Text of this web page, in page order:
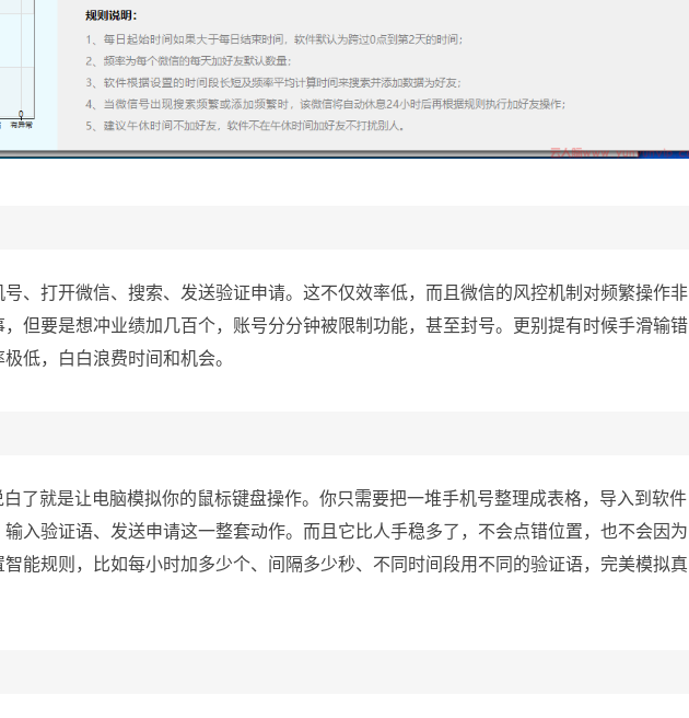
、打开微信、搜索、发送验证申请。这不仅效率低，而且微信的风控机制对频繁操作非
但要是想冲业绩加几百个，账号分分钟被限制功能，甚至封号。更别提有时候手滑输错
低，白白浪费时间和机会。
了就是让电脑模拟你的鼠标键盘操作。你只需要把一堆手机号整理成表格，导入到软件
入验证语、发送申请这一整套动作。而且它比人手稳多了，不会点错位置，也不会因为
能规则，比如每小时加多少个、间隔多少秒、不同时间段用不同的验证语，完美模拟真